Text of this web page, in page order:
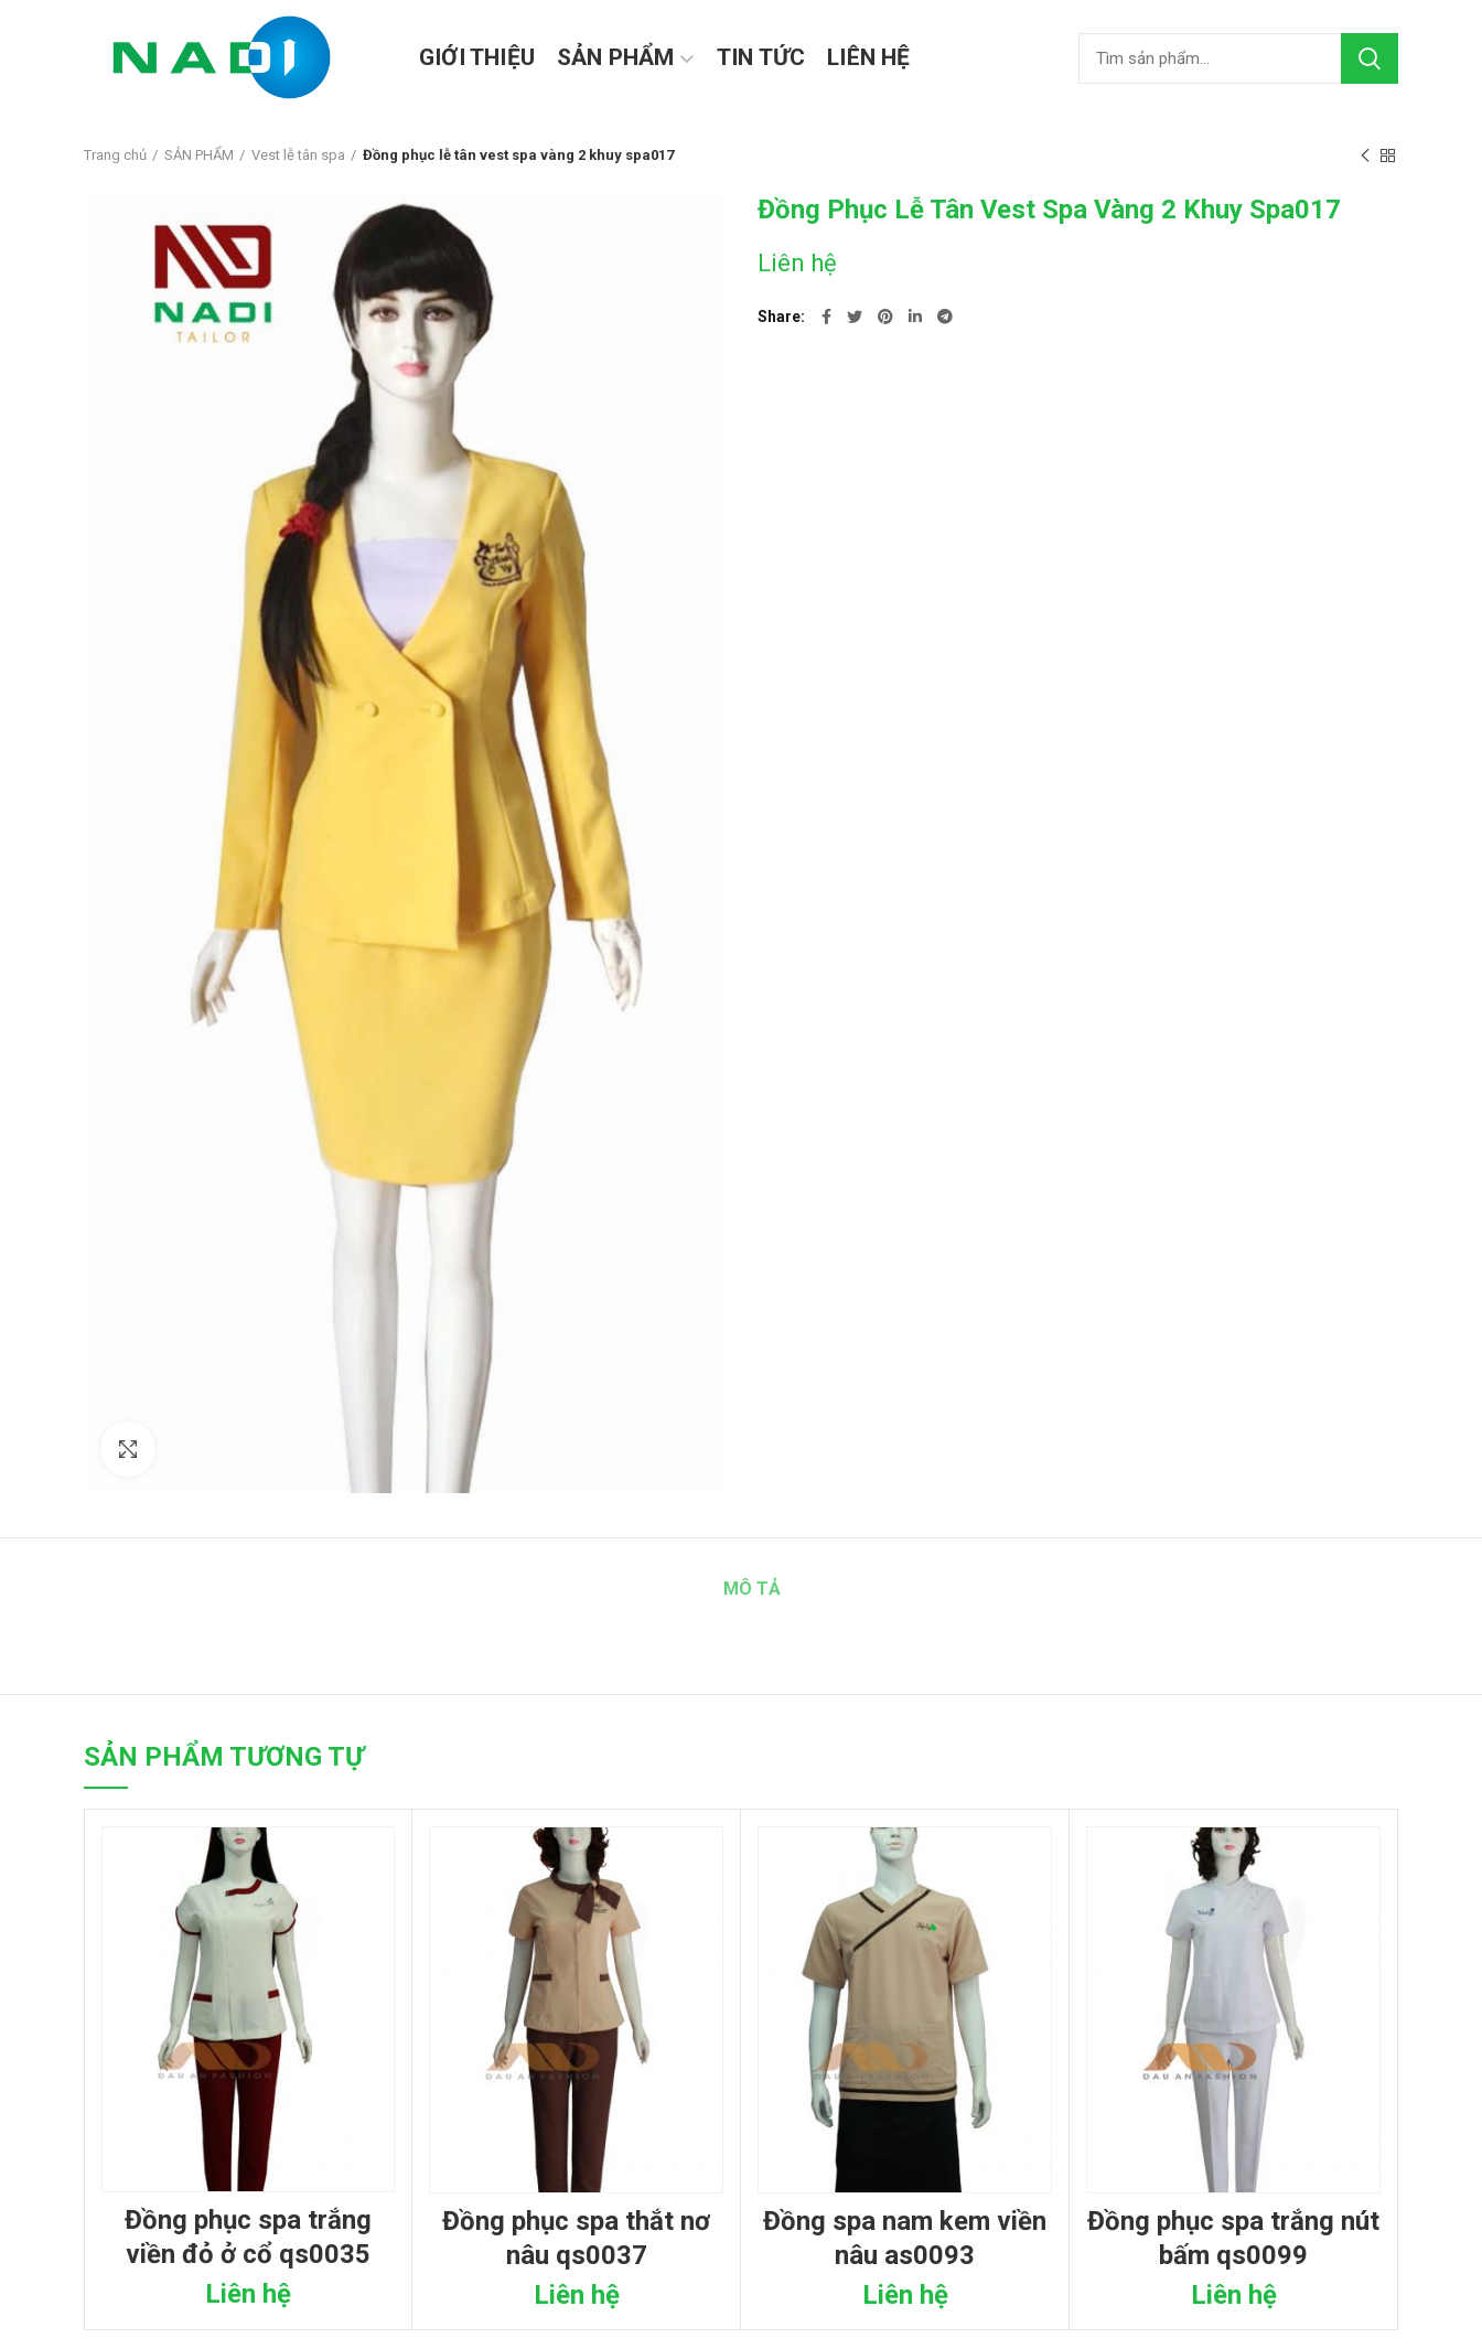
GIỚI THIỆU SẢN PHẨM TIN TỨC LIÊN HỆ
Trang chủ SẢN PHẨM Vest lễ tân spa Đồng phục lễ tân vest spa vàng 2 khuy spa017
Đồng Phục Lễ Tân Vest Spa Vàng 2 Khuy Spa017
Liên hệ
Share
MÔ TẢ
SẢN PHẨM TƯƠNG TỰ
đồng phục spa trắng
viền đỏ ở cổ qs0035
Liên hệ
đồng phục spa thắt nơ
nâu qs0037
Liên hệ
đồng spa nam kem viền
nâu as0093
Liên hệ
đồng phục spa trắng nút
bấm qs0099
Liên hệ